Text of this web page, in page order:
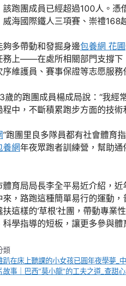
該跑團成員已經超過100人。憑
威海國際鐵人三項賽、崇禮168
夠多帶動和發掘身邊包養網 花圃
務上——在處所相關部門支撐下
序維護員、賽事保證等志愿服務
歲的跑團成員楊成局說：“我經
程中，不斷積累跑步方面的技
“跑團里良多隊員都有社會體育
養網年夜眾跑者訓練營，幫助
體育局局長李全平易近介紹，
來，路跑這種簡單易行的運動
扶這樣的‘草根’社團，帶動專
科學指導的短板，讓更多參與體
類
趴在床上聽課的小女孩已圓年夜學夢_
故事｜巴西“莫小龍”的工夫之道_查甜